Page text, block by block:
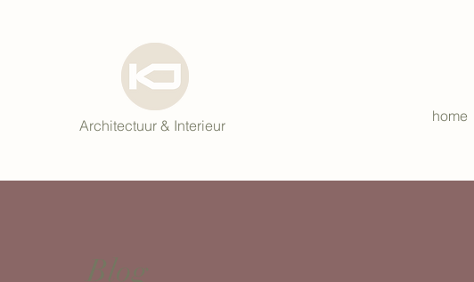
Architectuur & Interieur
home